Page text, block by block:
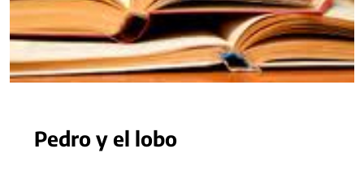
Pedro y el lobo